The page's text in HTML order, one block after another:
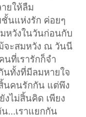
ยให้ลืม
ชั้นแห่งรัก ค่อยๆ
หวังในวันก่อนกับ
จะสมหวัง ณ วันนี
ที่เรารักก็จำ
นทั้งที่มีลมหายใจ
นคนรักกัน แต่พึง
งไม่สิ้นคิด เพียง
น...เราแยกกัน